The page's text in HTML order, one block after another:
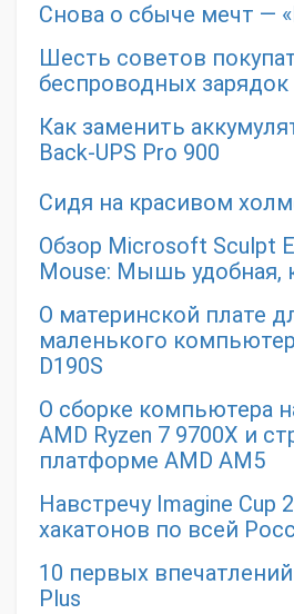
Снова о сбыче мечт —
Шесть советов
беспроводных зарядок
Как заменить
Back-UPS Pro 900
Сидя на красивом
Обзор Microsoft Sculpt
Mouse: Мышь удобная,
О материнской плате
маленького
D190S
О сборке компьютера
AMD Ryzen 7 9700X и
платформе AMD AM5
Навстречу Imagine Cup
хакатонов по всей
10 первых
Plus